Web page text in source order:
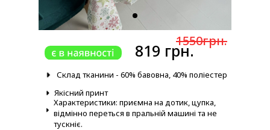
819 грн.1550грн.
Склад тканини - 60% бавовна, 40% поліестер
Якісний принт
Характеристики: приємна на дотик, цупка,
відмінно переться в пральній машині та не
тускніє.